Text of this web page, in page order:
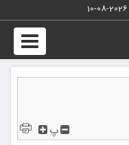
2026-08-10
پ